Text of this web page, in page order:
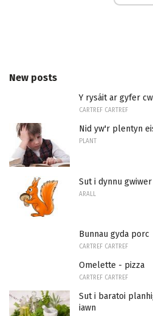
New posts
Y rysáit ar gyfer
CARTREF CARTREF
Nid yw'r plentyn
PLANT
Sut i dynnu
ARALL
Bunnau gyda porc
CARTREF CARTREF
Omelette - pizza
CARTREF CARTREF
Sut i baratoi
iawn